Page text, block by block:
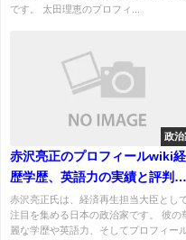
です。 太田理恵のプロフィ...
政治
赤沢亮正のプロフィールwiki経
歴学歴、英語力の実績と評判！
結婚、妻や子供について！
赤沢亮正氏は、経済再生担当大臣とし
注目を集める日本の政治家です。 彼の
麗な学歴や英語力、そしてプロフィー